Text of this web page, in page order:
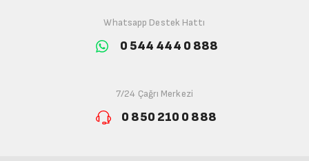
Whatsapp Destek Hattı
0 544 444 0 888
7/24 Çağrı Merkezi
0 850 210 0 888